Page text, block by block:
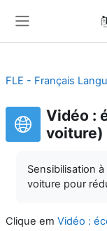
Vidéo :
voiture)
Sensibilisation
voiture pour
Clique em Vidéo :